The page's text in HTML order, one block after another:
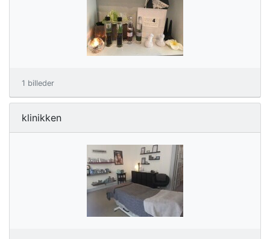
1 billeder
klinikken